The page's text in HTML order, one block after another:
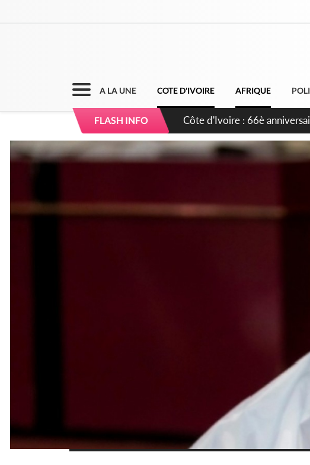
A LA UNE COTE D'IVOIRE AFRIQUE
FLASH INFO
Côte d'Ivoire : À Abidjan,
développement de la Guinée